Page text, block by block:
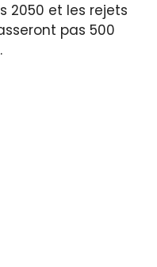
2050 et les rejets
pas 500